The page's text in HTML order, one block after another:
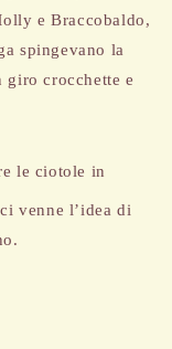
e Braccobaldo,
spingevano la
giro crocchette e
le ciotole in
venne l’idea di